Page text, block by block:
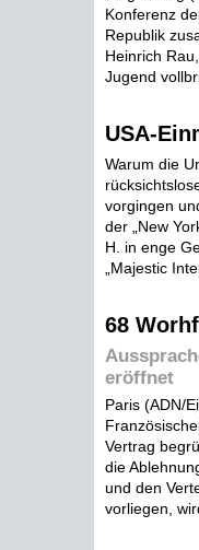
Konferenz
Republik
Heinrich
Jugend
USA-
Warum die
vorgingen
der „New
H. in enge
„Majestic
68
eröffnet
Paris (ADN/
Vertrag
die
und den
vorliegen,